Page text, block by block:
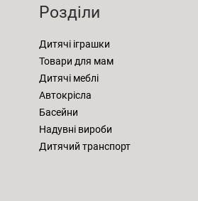
Розділи
Дитячі іграшки
Товари для мам
Дитячі меблі
Автокрісла
Басейни
Надувні вироби
Дитячий транспорт